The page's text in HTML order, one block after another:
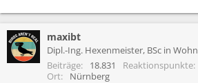
maxibt
Dipl.-Ing. Hexenmeister, BSc in
Beiträge 18.831 Reaktionspunkte
Ort
Nürnberg